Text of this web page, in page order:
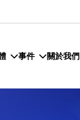
事件 關於我們